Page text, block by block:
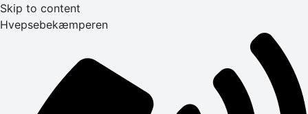
Skip to content
Hvepsebekæmperen